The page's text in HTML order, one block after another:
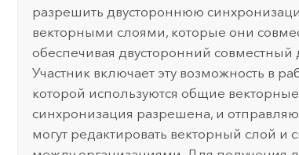
разрешить двустороннюю
векторными слоями, которые они
обеспечивая двусторонний
Участник включает эту возможность в
которой используются общие
синхронизация разрешена, и
могут редактировать векторный слой и